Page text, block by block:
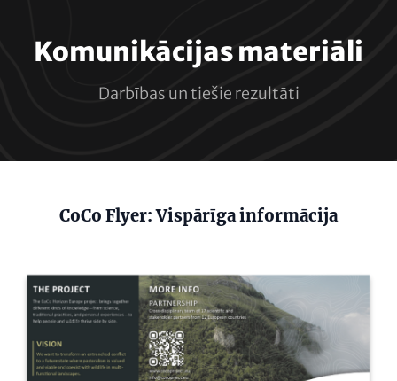
Komunikācijas materiāli
Darbības un tiešie rezultāti
ContentCoCo Flyer: Vispārīga informācija
Image